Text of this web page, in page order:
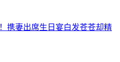
携妻出席生日宴白发苍苍却精